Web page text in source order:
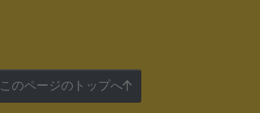
このページのトップへ